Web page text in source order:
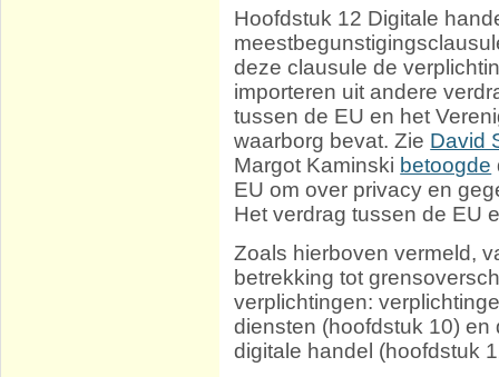
Hoofdstuk 12 Digitale
deze clausule de
importeren uit andere
tussen de EU en het
waarborg bevat. Zie David
Margot Kaminski betoogde
EU om over privacy en
Het verdrag tussen de EU
Zoals hierboven vermeld,
betrekking tot
verplichtingen:
diensten (hoofdstuk 10)
digitale handel (hoofdstuk